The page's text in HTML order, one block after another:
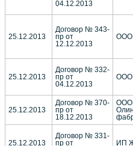
04.12.2013
25.12.2013
Договор № 343-
пр от
12.12.2013
ООО
25.12.2013
Договор № 332-
пр от
04.12.2013
ООО
25.12.2013
Договор № 370-
пр от
18.12.2013
ООО
25.12.2013
Договор № 331-
пр от
ИП